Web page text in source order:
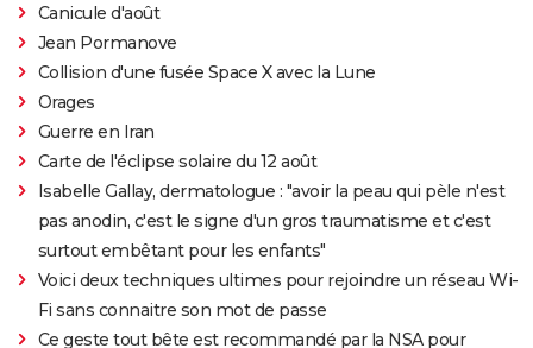
Canicule d'août
Jean Pormanove
Collision d'une fusée Space X avec la Lune
Orages
Guerre en Iran
Carte de l'éclipse solaire du 12 août
Isabelle Gallay, dermatologue : "avoir la peau qui pèle n'est
pas anodin, c'est le signe d'un gros traumatisme et c'est
surtout embêtant pour les enfants"
Voici deux techniques ultimes pour rejoindre un réseau Wi-
Fi sans connaitre son mot de passe
Ce geste tout bête est recommandé par la NSA pour